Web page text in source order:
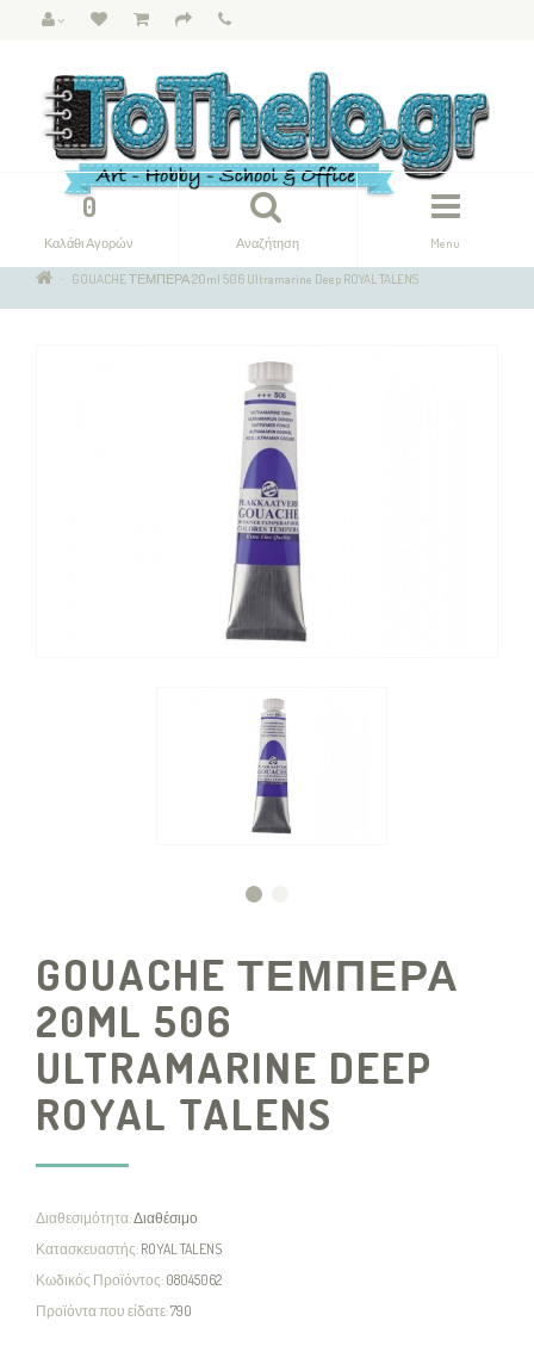
Menu
Αναζήτηση
0
Καλάθι Αγορών
GOUACHE ΤΕΜΠΕΡΑ 20ml 506 Ultramarine Deep ROYAL TALENS
GOUACHE ΤΕΜΠΕΡΑ
20ML 506
ULTRAMARINE DEEP
ROYAL TALENS
Διαθεσιμότητα:Διαθέσιμο
Κατασκευαστής: ROYAL TALENS
Κωδικός Προϊόντος: 08045062
Προϊόντα που είδατε:790